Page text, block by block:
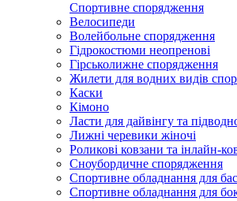
Спортивне спорядження
Велосипеди
Волейбольне спорядження
Гідрокостюми неопренові
Гірськолижне спорядження
Жилети для водних видів
Каски
Кімоно
Ласти для дайвінгу та
Лижні черевики жіночі
Роликові ковзани та інлайн-
Сноубордичне спорядження
Спортивне обладнання для
Спортивне обладнання для